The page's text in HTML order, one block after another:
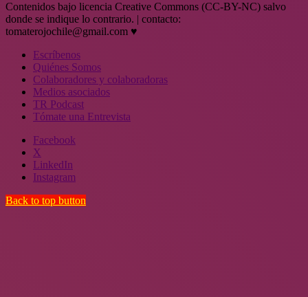
Contenidos bajo licencia Creative Commons (CC-BY-NC) salvo
donde se indique lo contrario. | contacto:
tomaterojochile@gmail.com ♥
Escríbenos
Quiénes Somos
Colaboradores y colaboradoras
Medios asociados
TR Podcast
Tómate una Entrevista
Facebook
X
LinkedIn
Instagram
Back to top button